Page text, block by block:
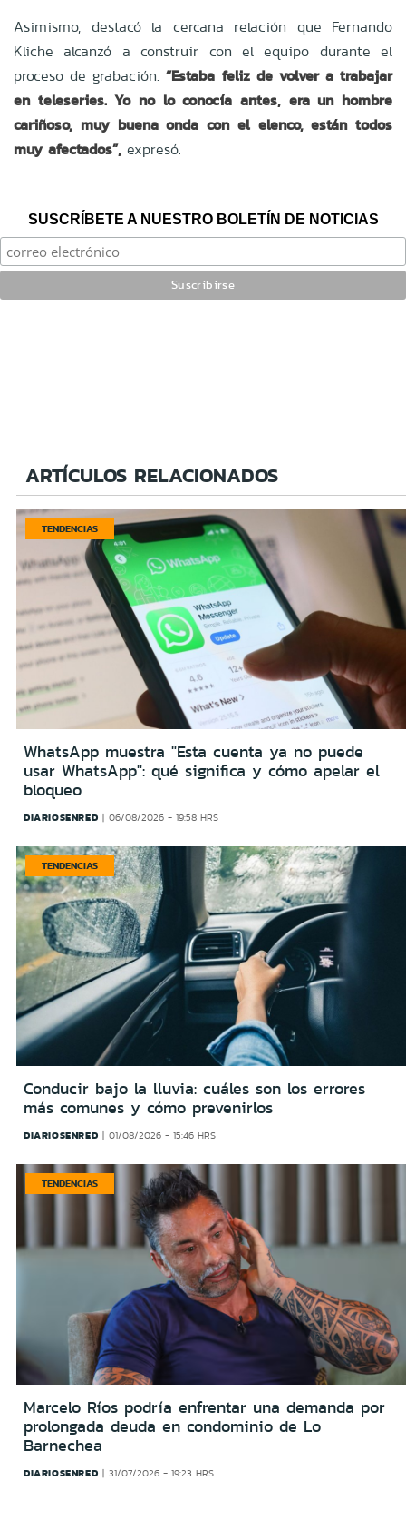
Asimismo, destacó la cercana relación que Fernando
Kliche alcanzó a construir con el equipo durante el
proceso de grabación.“Estaba feliz de volver a trabajar
en teleseries. Yo no lo conocía antes, era un hombre
cariñoso, muy buena onda con el elenco, están todos
muy afectados”, expresó.
SUSCRÍBETE A NUESTRO BOLETÍN DE NOTICIAS
ARTÍCULOS RELACIONADOS
TENDENCIAS
WhatsApp muestra "Esta cuenta ya no puede
usar WhatsApp": qué significa y cómo apelar el
bloqueo
DIARIOSENRED 06/08/2026 - 19:58 HRS
TENDENCIAS
Conducir bajo la lluvia: cuáles son los errores
más comunes y cómo prevenirlos
DIARIOSENRED 01/08/2026 - 15:46 HRS
TENDENCIAS
Marcelo Ríos podría enfrentar una demanda por
prolongada deuda en condominio de Lo
Barnechea
DIARIOSENRED 31/07/2026 - 19:23 HRS